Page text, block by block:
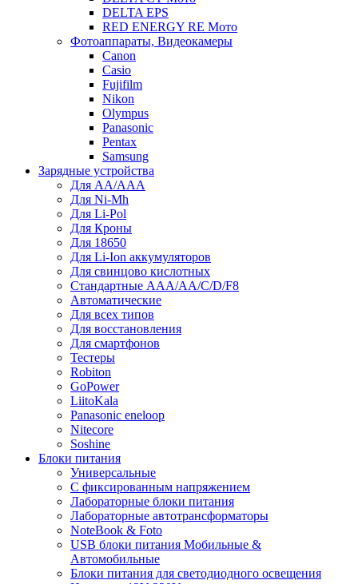
DELTA EPS
RED ENERGY RE Мото
Фотоаппараты, Видеокамеры
Canon
Casio
Fujifilm
Nikon
Olympus
Panasonic
Pentax
Samsung
Зарядные устройства
Для AA/AAA
Для Ni-Mh
Для Li-Pol
Для Кроны
Для 18650
Для Li-Ion аккумуляторов
Для свинцово кислотных
Стандартные ААА/АА/С/D/F8
Автоматические
Для всех типов
Для восстановления
Для смартфонов
Тестеры
Robiton
GoPower
LiitoKala
Panasonic eneloop
Nitecore
Soshine
Блоки питания
Универсальные
C фиксированным напряжением
Лабораторные блоки питания
Лабораторные автотрансформаторы
NoteBook & Foto
USB блоки питания Мобильные &
Автомобильные
Блоки питания для светодиодного освещения